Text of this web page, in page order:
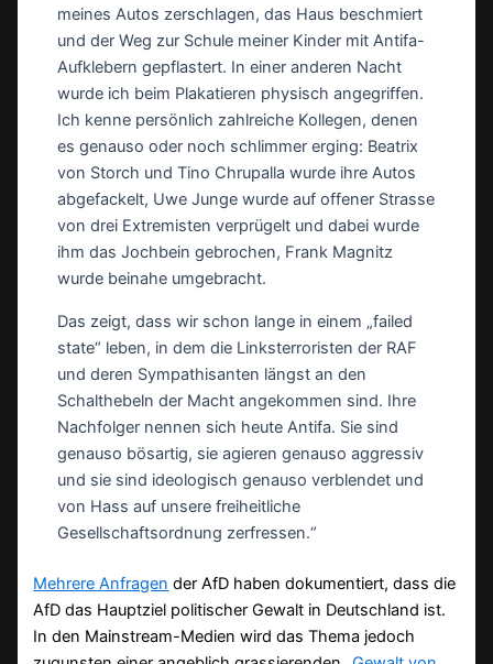
meines Autos zerschlagen, das Haus beschmiert
und der Weg zur Schule meiner Kinder mit Antifa-
Aufklebern gepflastert. In einer anderen Nacht
wurde ich beim Plakatieren physisch angegriffen.
Ich kenne persönlich zahlreiche Kollegen, denen
es genauso oder noch schlimmer erging: Beatrix
von Storch und Tino Chrupalla wurde ihre Autos
abgefackelt, Uwe Junge wurde auf offener Strasse
von drei Extremisten verprügelt und dabei wurde
ihm das Jochbein gebrochen, Frank Magnitz
wurde beinahe umgebracht.
Das zeigt, dass wir schon lange in einem „failed
state“ leben, in dem die Linksterroristen der RAF
und deren Sympathisanten längst an den
Schalthebeln der Macht angekommen sind. Ihre
Nachfolger nennen sich heute Antifa. Sie sind
genauso bösartig, sie agieren genauso aggressiv
und sie sind ideologisch genauso verblendet und
von Hass auf unsere freiheitliche
Gesellschaftsordnung zerfressen.“
Mehrere Anfragen der AfD haben dokumentiert, dass die
AfD das Hauptziel politischer Gewalt in Deutschland ist.
In den Mainstream-Medien wird das Thema jedoch